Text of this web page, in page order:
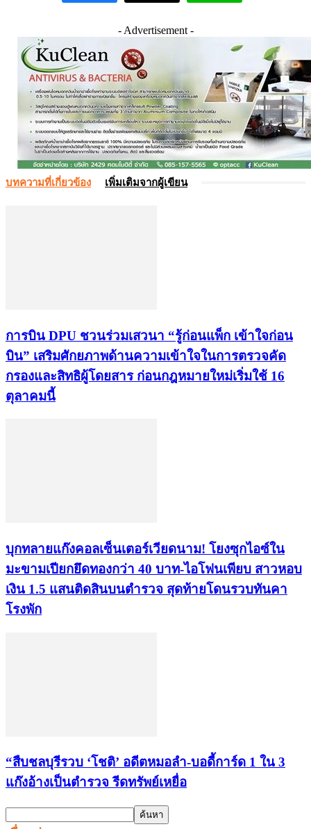
- Advertisement -
บทความที่เกี่ยวข้อง เพิ่มเติมจากผู้เขียน
การบิน DPU ชวนร่วมเสวนา “รู้ก่อนแพ็ก เข้าใจก่อน
บิน” เสริมศักยภาพด้านความเข้าใจในการตรวจคัด
กรองและสิทธิผู้โดยสาร ก่อนกฎหมายใหม่เริ่มใช้ 16
ตุลาคมนี้
บุกทลายแก๊งคอลเซ็นเตอร์เวียดนาม! โยงซุกไอซ์ใน
มะขามเปียกยึดทองกว่า 40 บาท-ไอโฟนเพียบ สาวหอบ
เงิน 1.5 แสนติดสินบนตำรวจ สุดท้ายโดนรวบทันคา
โรงพัก
“สืบชลบุรีรวบ ‘โชติ’ อดีตหมอลำ-บอดี้การ์ด 1 ใน 3
แก๊งอ้างเป็นตำรวจ รีดทรัพย์เหยื่อ